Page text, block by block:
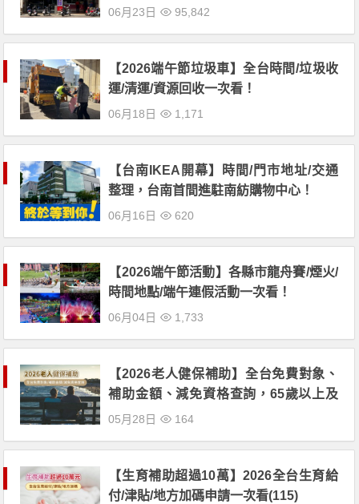
06月23日 95,842
【2026端午節垃圾車】全台時間/垃圾收
運/清運/資源回收一次看！
06月18日 1,171
【台南IKEA開幕】時間/門市地址/交通
整理，台南首間進駐南紡購物中心！
06月16日 620
【2026端午節活動】各縣市龍舟賽/煙火/
時間地點/端午連假活動一次看！
06月04日 1,733
【2026老人健保補助】全台免費對象、
補助金額、減免資格查詢，65歲以上及
中低收入戶長者適用！(115年)
05月28日 164
【生育補助超過10萬】2026全台生育給
付/津貼/地方加碼申請一次看(115)